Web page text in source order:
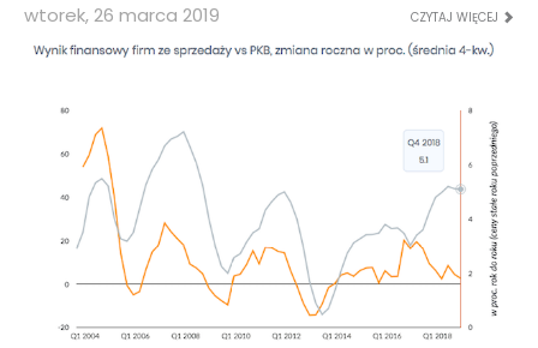
wtorek, 26 marca 2019 CZYTAJ WIĘCEJ